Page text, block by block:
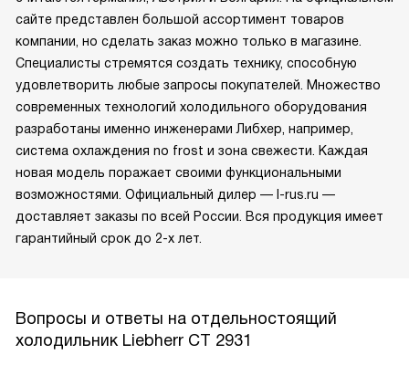
сайте представлен большой ассортимент товаров
компании, но сделать заказ можно только в магазине.
Специалисты стремятся создать технику, способную
удовлетворить любые запросы покупателей. Множество
современных технологий холодильного оборудования
разработаны именно инженерами Либхер, например,
система охлаждения no frost и зона свежести. Каждая
новая модель поражает своими функциональными
возможностями. Официальный дилер — l-rus.ru —
доставляет заказы по всей России. Вся продукция имеет
гарантийный срок до 2-х лет.
Вопросы и ответы на отдельностоящий
холодильник Liebherr CT 2931